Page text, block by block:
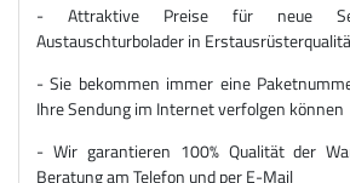
- Attraktive Preise für neue
Austauschturbolader in
- Sie bekommen immer eine
Ihre Sendung im Internet verfolgen können
- Wir garantieren 100% Qualität der
Beratung am Telefon und per E-Mail